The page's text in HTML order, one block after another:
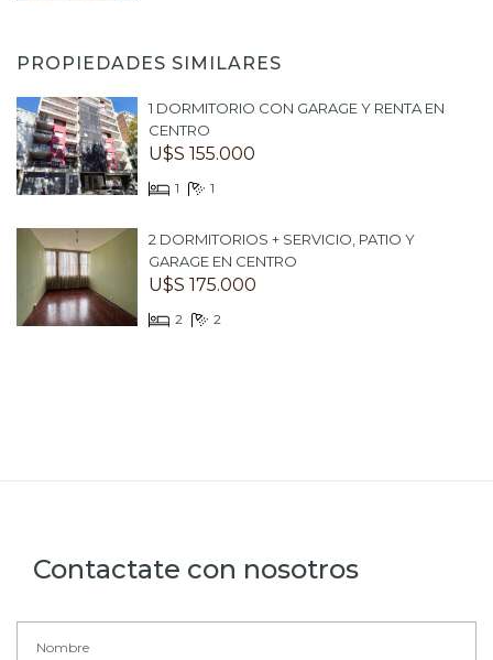
PROPIEDADES SIMILARES
1 DORMITORIO CON GARAGE Y RENTA EN
CENTRO
U$S 155.000
1 1
2 DORMITORIOS + SERVICIO, PATIO Y
GARAGE EN CENTRO
U$S 175.000
2 2
Contactate con nosotros